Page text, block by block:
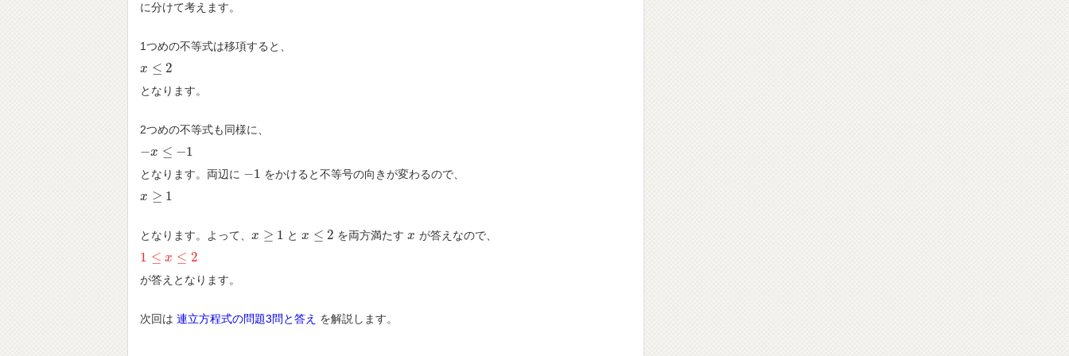
に分けて考えます。
1つめの不等式は移項すると、
x ≤ 2
x≤ 2
となります。
2つめの不等式も同様に、
−x ≤ −1
−x≤ −1
となります。両辺に −1
−1
をかけると不等号の向きが変わるので、
x ≥ 1
x≥ 1
となります。よって、 x ≥ 1
x≥ 1 とx ≤ 2
x≤ 2 を両方満たすx
x が答えなので、
1 ≤ x ≤ 2
1 ≤x≤ 2
が答えとなります。
次回は 連立方程式の問題3問と答え を解説します。